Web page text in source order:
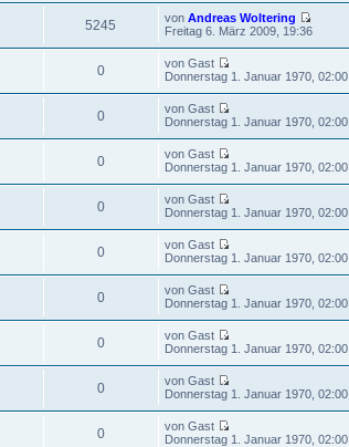
5245 vonAndreas Woltering
Freitag 6. März 2009, 19:36
0
von Gast
Donnerstag 1. Januar 1970, 02:00
0
von Gast
Donnerstag 1. Januar 1970, 02:00
0
von Gast
Donnerstag 1. Januar 1970, 02:00
0
von Gast
Donnerstag 1. Januar 1970, 02:00
0
von Gast
Donnerstag 1. Januar 1970, 02:00
0
von Gast
Donnerstag 1. Januar 1970, 02:00
0
von Gast
Donnerstag 1. Januar 1970, 02:00
0
von Gast
Donnerstag 1. Januar 1970, 02:00
0
von Gast
Donnerstag 1. Januar 1970, 02:00